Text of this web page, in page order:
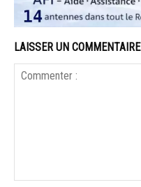
LAISSER UN COMMENTAIRE